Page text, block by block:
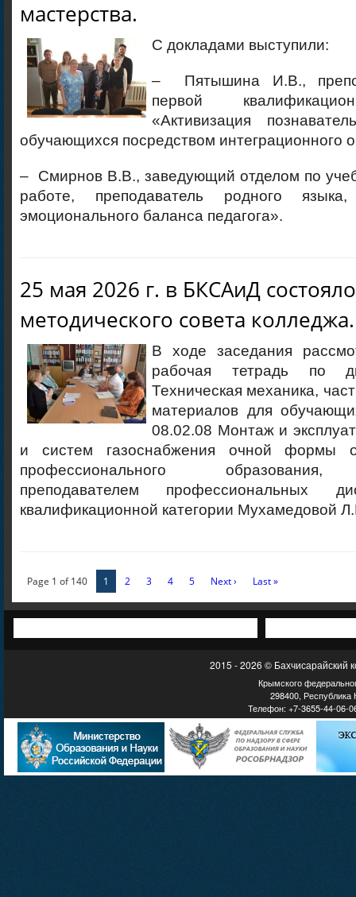
мастерства.
С докладами выступили:
– Пятышина И.В.,
первой
«Активизация
обучающихся посредством интеграционного
– Смирнов В.В., заведующий отделом по
работе, преподаватель родного языка,
эмоционального баланса педагога».
25 мая 2026 г. в БКСАиД
методического совета колледжа.
В ходе заседания
рабочая тетрадь по
Техническая механика,
материалов для
08.02.08 Монтаж и
и систем газоснабжения очной формы
профессионального образования,
преподавателем профессиональных
квалификационной категории Мухамедовой
Page 1 of 140 1 2 3 4 5 Next › Last »
2015 - 2026 © Бахчисарайский
Крымского
298400, Республика
Телефон: +7-3655-44-06-